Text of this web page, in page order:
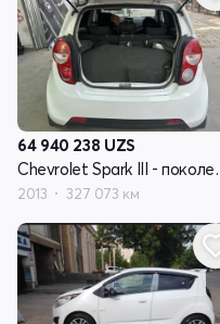
64 940 238 UZS
2013 327 073 км